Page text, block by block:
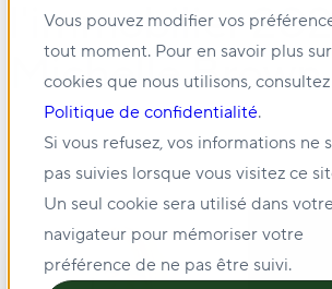
Vous pouvez modifier vos
tout moment. Pour en savoir plus
cookies que nous utilisons,
Politique de confidentialité.
Si vous refusez, vos informations ne
pas suivies lorsque vous visitez ce
Un seul cookie sera utilisé dans votre
navigateur pour mémoriser votre
préférence de ne pas être suivi.
l'immobilier
Michelle Brown